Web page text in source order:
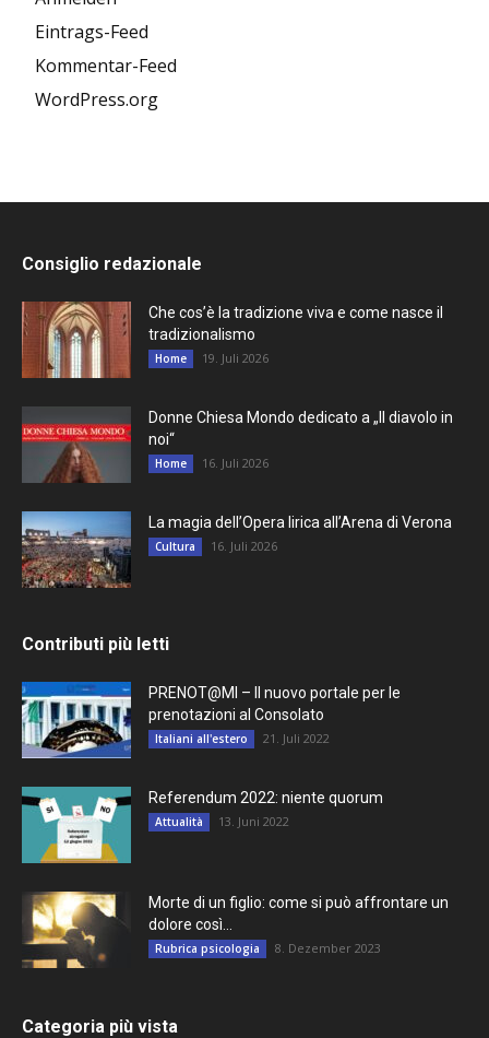
Eintrags-Feed
Kommentar-Feed
WordPress.org
Consiglio redazionale
Che cos’è la tradizione viva e come nasce il
tradizionalismo
Home 19. Juli 2026
Donne Chiesa Mondo dedicato a „Il diavolo in
noi“
Home 16. Juli 2026
La magia dell’Opera lirica all’Arena di Verona
Cultura 16. Juli 2026
Contributi più letti
PRENOT@MI – Il nuovo portale per le
prenotazioni al Consolato
Italiani all'estero 21. Juli 2022
Referendum 2022: niente quorum
Attualità 13. Juni 2022
Morte di un figlio: come si può affrontare un
dolore così...
Rubrica psicologia 8. Dezember 2023
Categoria più vista